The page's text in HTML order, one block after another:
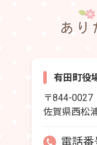
有田町役
〒844-0027
佐賀県西松
電話番